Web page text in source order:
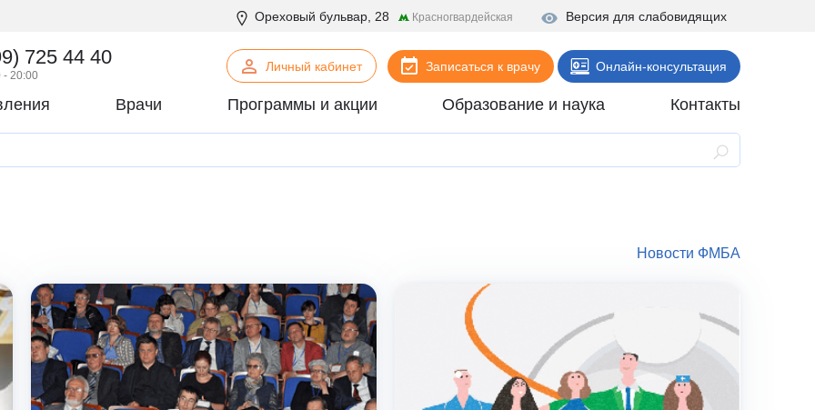
Версия для слабовидящих
Ореховый бульвар, 28 Красногвардейская
725 44 40
- 20:00
Личный кабинет Записаться к врачу Онлайн-консультация
Стоматология
Ф
Физиотерапия
Флебология
Х
Химиотерапевтическое отделение
Хирургия
Хирургия печени
Стоматология
Скорая помощь
Онлайн-услуги
Врачи Программы и акции Образование и наука Контакты
Новости ФМБА